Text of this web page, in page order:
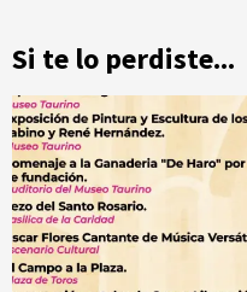
Si te lo perdiste...